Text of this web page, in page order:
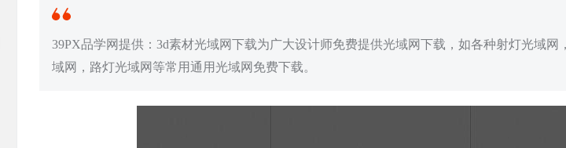
39PX品学网提供：3d素材光域网下载为广大设计师免费提供光域网下载，如各种射灯光域网
域网，路灯光域网等常用通用光域网免费下载。